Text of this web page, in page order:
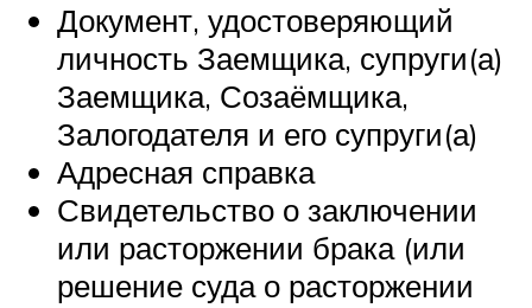
Документ, удостоверяющий
личность Заемщика, супруги(а)
Заемщика, Созаёмщика,
Залогодателя и его супруги(а)
Адресная справка
Свидетельство о заключении
или расторжении брака (или
решение суда о расторжении